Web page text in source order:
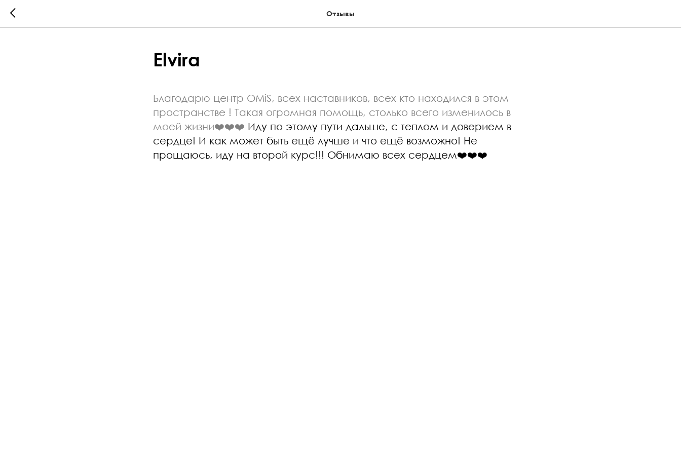
Отзывы
Elvira
Благодарю центр OMiS, всех наставников, всех кто находился в этом
пространстве ! Такая огромная помощь, столько всего изменилось в
моей жизни❤️❤️❤️ Иду по этому пути дальше, с теплом и доверием в
сердце! И как может быть ещё лучше и что ещё возможно! Не
прощаюсь, иду на второй курс!!! Обнимаю всех сердцем❤️❤️❤️